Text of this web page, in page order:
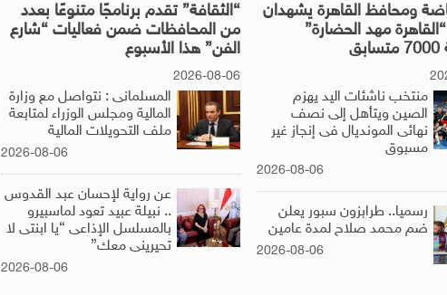
“الثقافة” تقدم برنامجًا متنوعًا بعدد
من المحافظات ضمن فعاليات “شارع
الفن” هذا الأسبوع
2026-08-06
المسلمانى : نتواصل مع وزارة
المالية ومجلس الوزراء لمتابعة
ملف التحويلات المالية
2026-08-06
عن رواية لإحسان عبد القدوس
.. نبيلة عبيد تعود لماسبيرو
بالمسلسل الإذاعى “يا ابنتى لا
تحيرينى معك”
2026-08-06
ومحافظ القاهرة يشهدان
مهد الحضارة”
منتخب ناشئات اليد يهزم
الصين ويتأهل إلى نصف
نهائى المونديال فى إنجاز غير
مسبوق
2026-08-06
رسميا.. طرابزون سبور يعلن
ضم محمد صلاح لمدة عامين
2026-08-06